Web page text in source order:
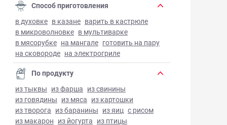
Способ приготовления
в духовке в казане варить в кастрюле
в микроволновке в мультиварке
в мясорубке на мангале готовить на пару
на сковороде на электрогриле
По продукту
из тыквы из фарша из свинины
из говядины из мяса из картошки
из творога из баранины из яиц с рисом
из макарон из йогурта из птицы